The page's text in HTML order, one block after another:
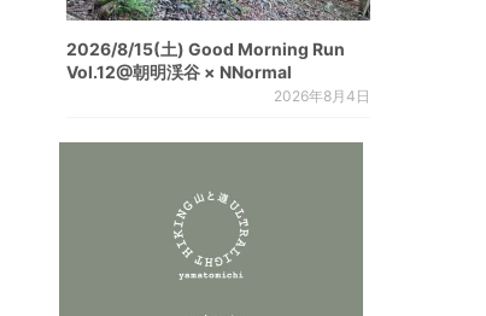
2026/8/15(土) Good Morning Run
Vol.12@朝明渓谷 × NNormal
2026年8月4日